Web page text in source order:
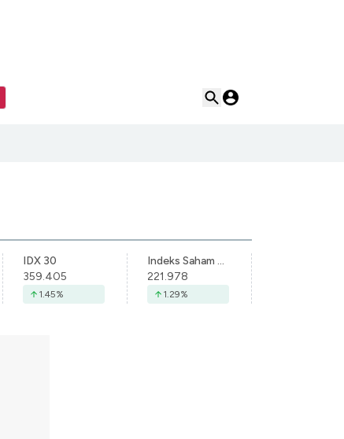
IDX 30
359.405
1.45%
Indeks Saham Syariah Indonesia
221.978
1.29%